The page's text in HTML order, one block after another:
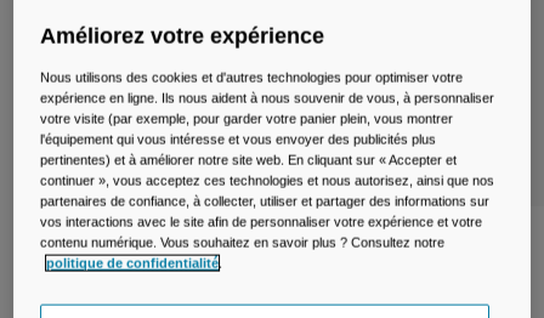
Réservoirs
Accessoires
Tout Voir
Bidon de vélo Podium® 620ml
Améliorez votre expérience
Nous utilisons des cookies et d'autres technologies pour optimiser votre
expérience en ligne. Ils nous aident à nous souvenir de vous, à personnaliser
votre visite (par exemple, pour garder votre panier plein, vous montrer
l'équipement qui vous intéresse et vous envoyer des publicités plus
pertinentes) et à améliorer notre site web. En cliquant sur « Accepter et
continuer », vous acceptez ces technologies et nous autorisez, ainsi que nos
partenaires de confiance, à collecter, utiliser et partager des informations sur
vos interactions avec le site afin de personnaliser votre expérience et votre
contenu numérique. Vous souhaitez en savoir plus ? Consultez notre
politique de confidentialité